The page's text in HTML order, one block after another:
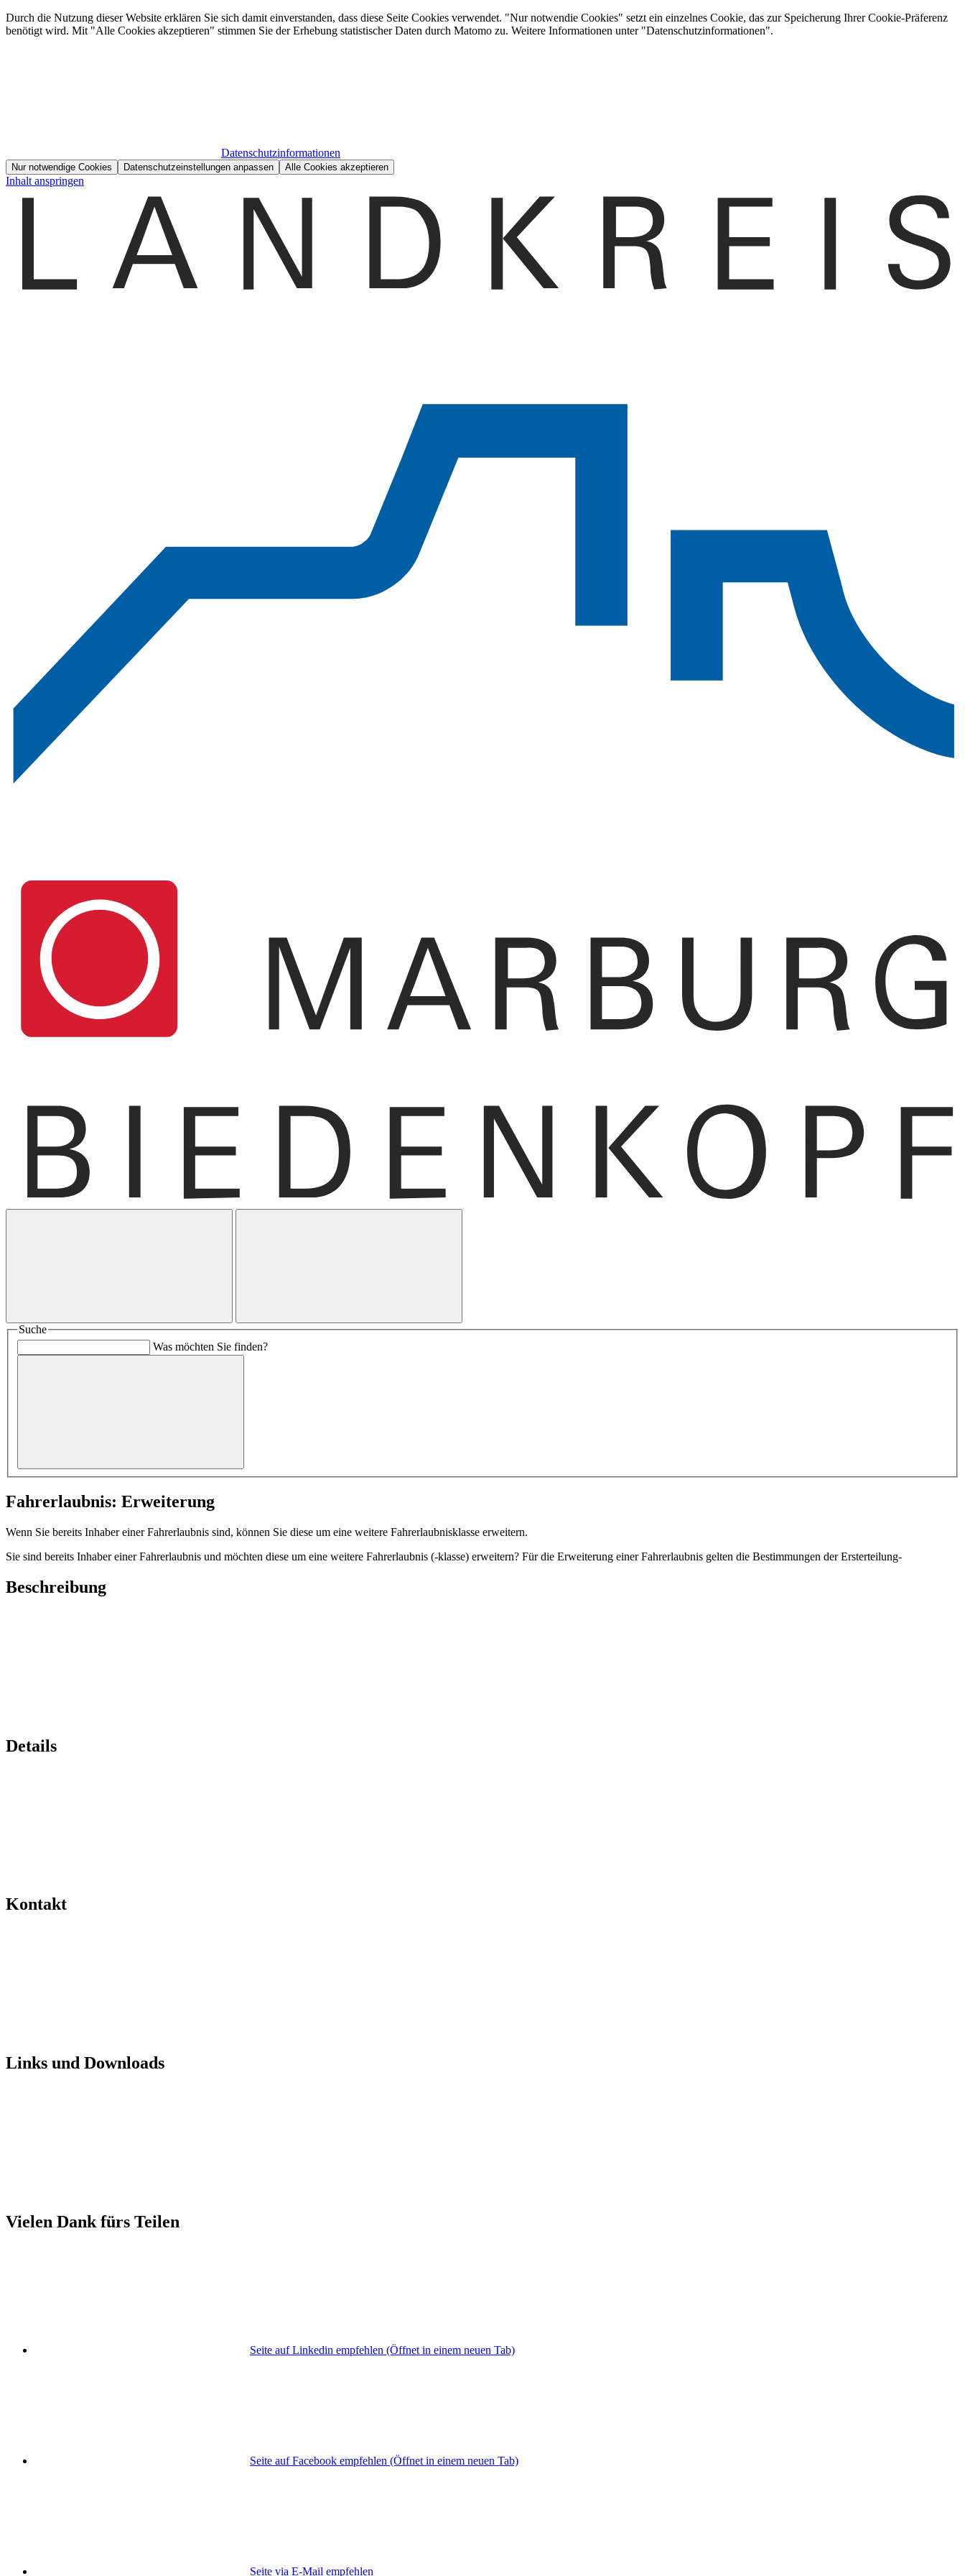
Durch die Nutzung dieser Website erklären Sie sich damit einverstanden, dass diese Seite Cookies verwendet. "Nur notwendie Cookies" setzt ein einzelnes Cookie, das zur Speicherung Ihrer Cookie-Präferenz
benötigt wird. Mit "Alle Cookies akzeptieren" stimmen Sie der Erhebung statistischer Daten durch Matomo zu. Weitere Informationen unter "Datenschutzinformationen".
Datenschutzinformationen
Nur notwendige Cookies Datenschutzeinstellungen anpassen Alle Cookies akzeptieren
Inhalt anspringen
Suche
Was möchten Sie finden?
Fahrerlaubnis: Erweiterung
Wenn Sie bereits Inhaber einer Fahrerlaubnis sind, können Sie diese um eine weitere Fahrerlaubnisklasse erweitern.
Sie sind bereits Inhaber einer Fahrerlaubnis und möchten diese um eine weitere Fahrerlaubnis (-klasse) erweitern? Für die Erweiterung einer Fahrerlaubnis gelten die Bestimmungen der Ersterteilung-
Beschreibung
Details
Kontakt
Links und Downloads
Vielen Dank fürs Teilen
Seite auf Linkedin empfehlen (Öffnet in einem neuen Tab)
Seite auf Facebook empfehlen (Öffnet in einem neuen Tab)
Seite via E-Mail empfehlen